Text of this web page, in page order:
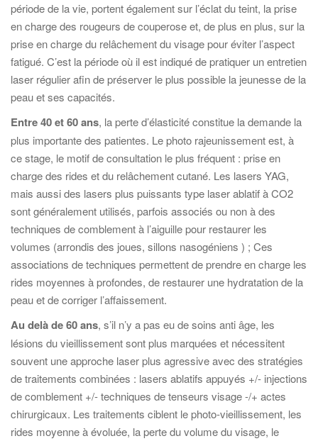
période de la vie, portent également sur l’éclat du teint, la prise
en charge des rougeurs de couperose et, de plus en plus, sur la
prise en charge du relâchement du visage pour éviter l’aspect
fatigué. C’est la période où il est indiqué de pratiquer un entretien
laser régulier afin de préserver le plus possible la jeunesse de la
peau et ses capacités.
Entre 40 et 60 ans, la perte d’élasticité constitue la demande la
plus importante des patientes. Le photo rajeunissement est, à
ce stage, le motif de consultation le plus fréquent : prise en
charge des rides et du relâchement cutané. Les lasers YAG,
mais aussi des lasers plus puissants type laser ablatif à CO2
sont généralement utilisés, parfois associés ou non à des
techniques de comblement à l’aiguille pour restaurer les
volumes (arrondis des joues, sillons nasogéniens ) ; Ces
associations de techniques permettent de prendre en charge les
rides moyennes à profondes, de restaurer une hydratation de la
peau et de corriger l’affaissement.
Au delà de 60 ans, s’il n’y a pas eu de soins anti âge, les
lésions du vieillissement sont plus marquées et nécessitent
souvent une approche laser plus agressive avec des stratégies
de traitements combinées : lasers ablatifs appuyés +/- injections
de comblement +/- techniques de tenseurs visage -/+ actes
chirurgicaux. Les traitements ciblent le photo-vieillissement, les
rides moyenne à évoluée, la perte du volume du visage, le